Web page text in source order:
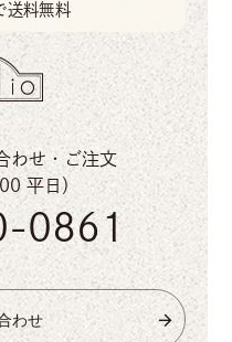
送料無料
わせ・ご注文
平日）
0861
わせ